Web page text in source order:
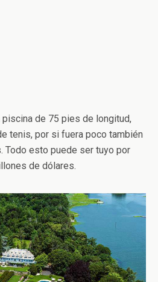
piscina de 75 pies de longitud,
tenis, por si fuera poco también
Todo esto puede ser tuyo por
de dólares.